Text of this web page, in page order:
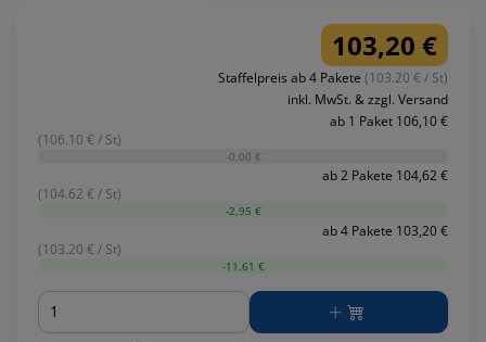
103,20 €
Staffelpreis ab 4 Pakete (103.20 € / St)
inkl. MwSt. & zzgl. Versand
ab 1 Paket 106,10 €
(106.10 € / St)
-0,00 €
ab 2 Pakete 104,62 €
(104.62 € / St)
-2,95 €
ab 4 Pakete 103,20 €
(103.20 € / St)
-11,61 €
Menge